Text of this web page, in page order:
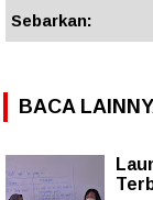
Sebarkan:
BACA